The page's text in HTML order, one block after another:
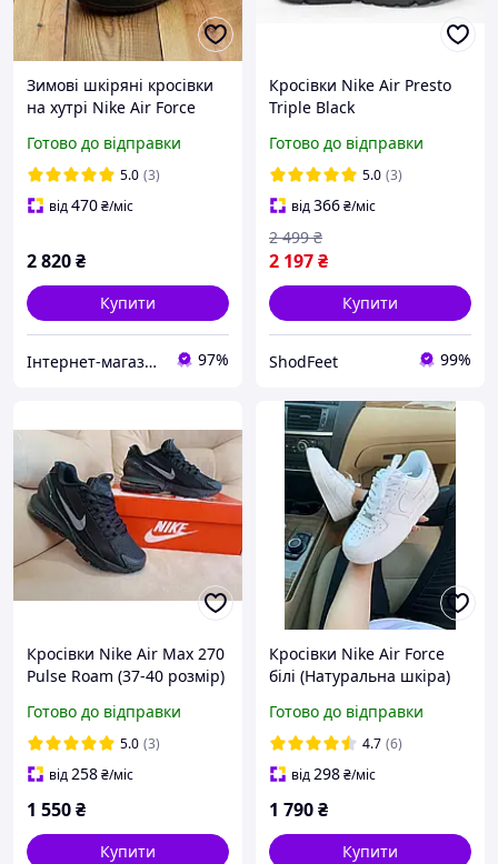
Зимові шкіряні кросівки
на хутрі Nike Air Force
Готово до відправки
5.0 (3)
від470₴/міс
2 820₴
Купити
Інтернет-магазин «Step Master» 97%
Кросівки Nike Air Presto
Triple Black
Готово до відправки
5.0 (3)
від366₴/міс
2 197₴
2 499 ₴
Купити
ShodFeet 99%
Кросівки Nike Air Max 270
Pulse Roam (37-40 розмір)
Готово до відправки
5.0 (3)
від258₴/міс
1 550₴
Купити
Кросівки Nike Air Force
білі (Натуральна шкіра)
Готово до відправки
4.7 (6)
від298₴/міс
1 790₴
Купити